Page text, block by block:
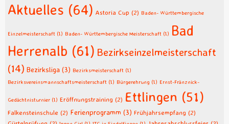
Aktuelles (64) Astoria Cup (2) Baden- Württembergische
Einzelmeisterschaft (1) Baden- Württembergische Meisterschaft (1) Bad
Herrenalb (61) Bezirkseinzelmeisterschaft
(14) Bezirksliga (3) Bezirksmeisterschaft (1)
Bezirksvereinsmannschaftsmeisterschaft (1) Bürgerehrung (1) Ernst-Fränznick-
Gedächtnisturnier (1) Eröffnungstraining (2) Ettlingen (51)
Falkensteinschule (2) Ferienprogramm (3) Frühjahrsempfang (2)